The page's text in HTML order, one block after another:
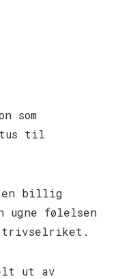
som
til
en billig
ugne følelsen
trivselriket.
ut av